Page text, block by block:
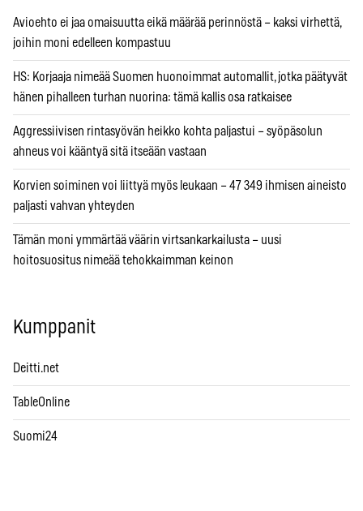
Avioehto ei jaa omaisuutta eikä määrää perinnöstä – kaksi virhettä,
joihin moni edelleen kompastuu
HS: Korjaaja nimeää Suomen huonoimmat automallit, jotka päätyvät
hänen pihalleen turhan nuorina: tämä kallis osa ratkaisee
Aggressiivisen rintasyövän heikko kohta paljastui – syöpäsolun
ahneus voi kääntyä sitä itseään vastaan
Korvien soiminen voi liittyä myös leukaan – 47 349 ihmisen aineisto
paljasti vahvan yhteyden
Tämän moni ymmärtää väärin virtsankarkailusta – uusi
hoitosuositus nimeää tehokkaimman keinon
Kumppanit
Deitti.net
TableOnline
Suomi24